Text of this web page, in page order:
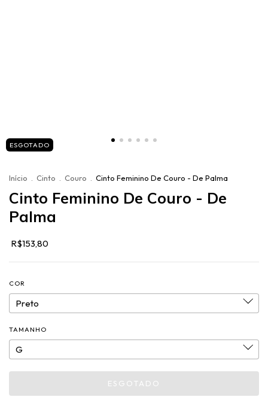
ESGOTADO
Início . Cinto . Couro . Cinto Feminino De Couro - De Palma
Cinto Feminino De Couro - De
Palma
R$153,80
COR
TAMANHO